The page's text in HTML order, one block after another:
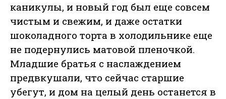
каникулы, и новый год был еще совсем
чистым и свежим, и даже остатки
шоколадного торта в холодильнике еще
не подернулись матовой пленочкой.
Младшие братья с наслаждением
предвкушали, что сейчас старшие
убегут, и дом на целый день останется в